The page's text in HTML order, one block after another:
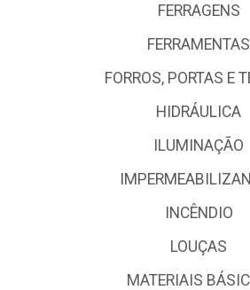
FERRAGENS
FERRAMENTAS
FORROS, PORTAS E
HIDRÁULICA
ILUMINAÇÃO
INCÊNDIO
LOUÇAS
MATERIAIS